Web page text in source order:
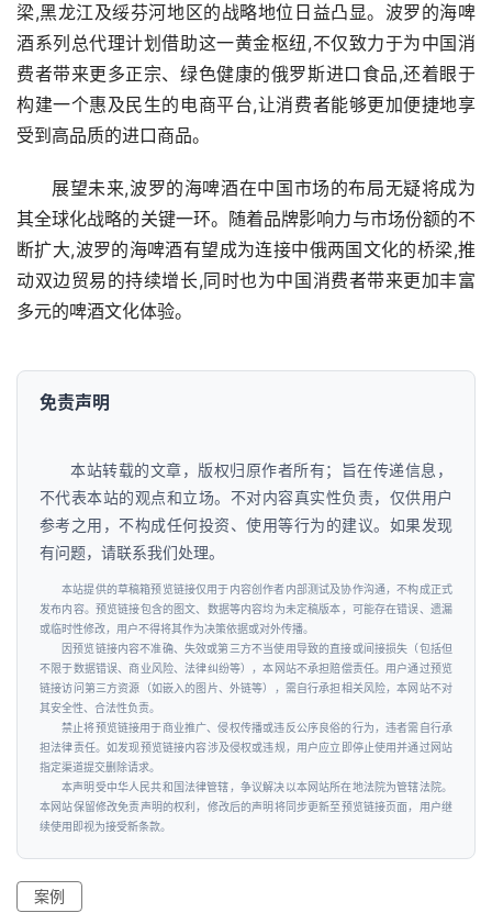
梁,黑龙江及绥芬河地区的战略地位日益凸显。波罗的海啤
酒系列总代理计划借助这一黄金枢纽,不仅致力于为中国消
费者带来更多正宗、绿色健康的俄罗斯进口食品,还着眼于
构建一个惠及民生的电商平台,让消费者能够更加便捷地享
受到高品质的进口商品。
展望未来,波罗的海啤酒在中国市场的布局无疑将成为
其全球化战略的关键一环。随着品牌影响力与市场份额的不
断扩大,波罗的海啤酒有望成为连接中俄两国文化的桥梁,推
动双边贸易的持续增长,同时也为中国消费者带来更加丰富
多元的啤酒文化体验。
免责声明
本站转载的文章，版权归原作者所有；旨在传递信息，
不代表本站的观点和立场。不对内容真实性负责，仅供用户
参考之用，不构成任何投资、使用等行为的建议。如果发现
有问题，请联系我们处理。
本站提供的草稿箱预览链接仅用于内容创作者内部测试及协作沟通，不构成正式
发布内容。预览链接包含的图文、数据等内容均为未定稿版本，可能存在错误、遗漏
或临时性修改，用户不得将其作为决策依据或对外传播。
因预览链接内容不准确、失效或第三方不当使用导致的直接或间接损失（包括但
不限于数据错误、商业风险、法律纠纷等），本网站不承担赔偿责任。用户通过预览
链接访问第三方资源（如嵌入的图片、外链等），需自行承担相关风险，本网站不对
其安全性、合法性负责。
禁止将预览链接用于商业推广、侵权传播或违反公序良俗的行为，违者需自行承
担法律责任。如发现预览链接内容涉及侵权或违规，用户应立即停止使用并通过网站
指定渠道提交删除请求。
本声明受中华人民共和国法律管辖，争议解决以本网站所在地法院为管辖法院。
本网站保留修改免责声明的权利，修改后的声明将同步更新至预览链接页面，用户继
续使用即视为接受新条款。
案例